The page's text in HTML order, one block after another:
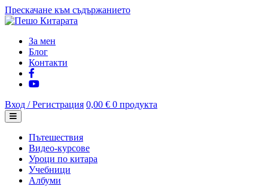
Прескачане към съдържанието
За мен
Блог
Контакти
Вход / Регистрация 0,00 € 0 продукта
Пътешествия
Видео-курсове
Уроци по китара
Учебници
Албуми